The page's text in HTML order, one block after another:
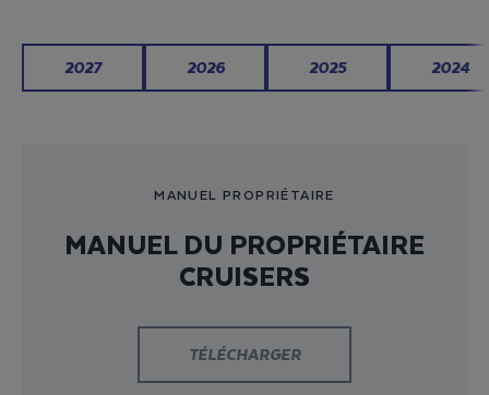
2027 2026 2025 2024
MANUEL PROPRIÉTAIRE
MANUEL DU PROPRIÉTAIRE
CRUISERS
TÉLÉCHARGER